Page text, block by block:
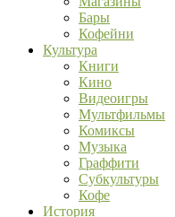
Бары
Кофейни
Культура
Книги
Кино
Видеоигры
Мультфильмы
Комиксы
Музыка
Граффити
Субкультуры
Кофе
История